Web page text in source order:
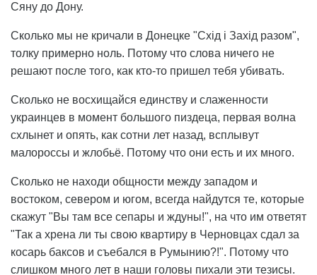
Сяну до Дону.
Сколько мы не кричали в Донецке "Схід і Захід разом",
толку примерно ноль. Потому что слова ничего не
решают после того, как кто-то пришел тебя убивать.
Сколько не восхищайся единству и слаженности
украинцев в момент большого пиздеца, первая волна
схлынет и опять, как сотни лет назад, всплывут
малороссы и жлобьё. Потому что они есть и их много.
Сколько не находи общности между западом и
востоком, севером и югом, всегда найдутся те, которые
скажут "Вы там все сепары и ждуны!", на что им ответят
"Так а хрена ли ты свою квартиру в Черновцах сдал за
косарь баксов и съебался в Румынию?!". Потому что
слишком много лет в наши головы пихали эти тезисы.